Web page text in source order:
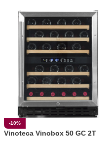
-10%
Vinoteca Vinobox 50 GC 2T